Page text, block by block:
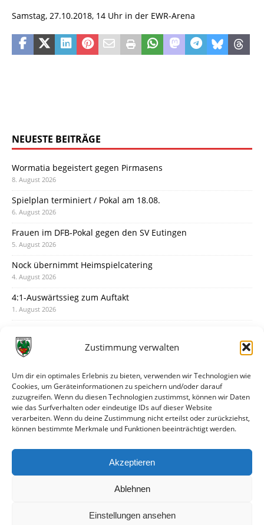
Zustimmung verwalten
Um dir ein optimales Erlebnis zu bieten, verwenden wir Technologien wie
Cookies, um Geräteinformationen zu speichern und/oder darauf
zuzugreifen. Wenn du diesen Technologien zustimmst, können wir Daten
wie das Surfverhalten oder eindeutige IDs auf dieser Website
verarbeiten. Wenn du deine Zustimmung nicht erteilst oder zurückziehst,
können bestimmte Merkmale und Funktionen beeinträchtigt werden.
Akzeptieren
Ablehnen
Einstellungen ansehen
Samstag, 27.10.2018, 14 Uhr in der EWR-Arena
NEUESTE BEITRÄGE
Wormatia begeistert gegen Pirmasens
8. August 2026
Spielplan terminiert / Pokal am 18.08.
6. August 2026
Frauen im DFB-Pokal gegen den SV Eutingen
5. August 2026
Nock übernimmt Heimspielcatering
4. August 2026
4:1-Auswärtssieg zum Auftakt
1. August 2026
31. Juli 2026
30. Juli 2026
Deine Spielminute: 89+1
28. Juli 2026
Neuer Rückensponsor
Neue Podcast-Folge: So tickt Björn!
27. Juli 2026